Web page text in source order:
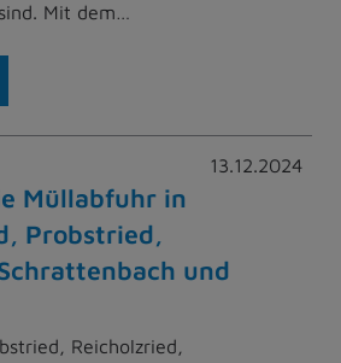
Mit dem…
13.12.2024
Müllabfuhr in
Probstried,
und
Reicholzried,